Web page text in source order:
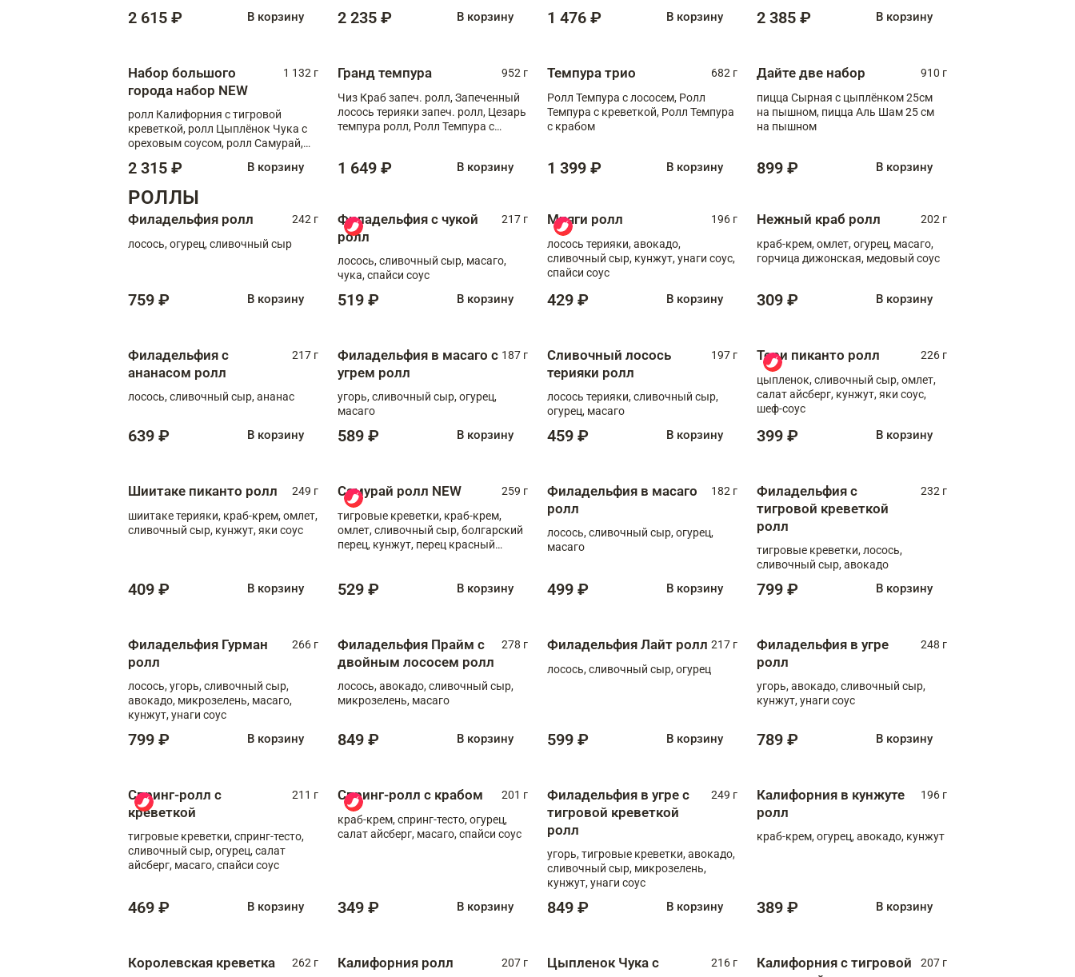
2 615 ₽ В корзину 2 235 ₽ В корзину 1 476 ₽ В корзину 2 385 ₽ В корзину
Набор большого
города набор NEW
1 132 г
ролл Калифорния с тигровой
креветкой, ролл Цыплёнок Чука с
ореховым соусом, ролл Самурай,
ролл с крабом
2 315 ₽ В корзину
Гранд темпура
952 г
Чиз Краб запеч. ролл, Запеченный
лосось терияки запеч. ролл, Цезарь
темпура ролл, Ролл Темпура с
1 649 ₽ В корзину
Темпура трио
682 г
Ролл Темпура с лососем, Ролл
Темпура с креветкой, Ролл Темпура
с крабом
1 399 ₽ В корзину
Дайте две набор
910 г
пицца Сырная с цыплёнком 25см
на пышном, пицца Аль Шам 25 см
на пышном
899 ₽ В корзину
РОЛЛЫ
Филадельфия ролл
242 г
лосось, огурец, сливочный сыр
759 ₽ В корзину
Филадельфия с чукой
ролл
217 г
лосось, сливочный сыр, масаго,
чука, спайси соус
519 ₽ В корзину
Мияги ролл
196 г
лосось терияки, авокадо,
сливочный сыр, кунжут, унаги соус,
спайси соус
429 ₽ В корзину
Нежный краб ролл
202 г
краб-крем, омлет, огурец, масаго,
горчица дижонская, медовый соус
309 ₽ В корзину
Филадельфия с
ананасом ролл
217 г
лосось, сливочный сыр, ананас
639 ₽ В корзину
Филадельфия в масаго с
угрем ролл
187 г
угорь, сливочный сыр, огурец,
масаго
589 ₽ В корзину
Сливочный лосось
терияки ролл
197 г
лосось терияки, сливочный сыр,
огурец, масаго
459 ₽ В корзину
Тори пиканто ролл
226 г
цыпленок, сливочный сыр, омлет,
салат айсберг, кунжут, яки соус,
шеф-соус
399 ₽ В корзину
Шиитаке пиканто ролл
249 г
шиитаке терияки, краб-крем, омлет,
сливочный сыр, кунжут, яки соус
409 ₽ В корзину
Самурай ролл NEW
259 г
тигровые креветки, краб-крем,
омлет, сливочный сыр, болгарский
перец, кунжут, перец красный
529 ₽ В корзину
Филадельфия в масаго
ролл
182 г
лосось, сливочный сыр, огурец,
масаго
499 ₽ В корзину
Филадельфия с
тигровой креветкой
ролл
232 г
тигровые креветки, лосось,
сливочный сыр, авокадо
799 ₽ В корзину
Филадельфия Гурман
ролл
266 г
лосось, угорь, сливочный сыр,
авокадо, микрозелень, масаго,
кунжут, унаги соус
799 ₽ В корзину
Филадельфия Прайм с
двойным лососем ролл
278 г
лосось, авокадо, сливочный сыр,
микрозелень, масаго
849 ₽ В корзину
Филадельфия Лайт ролл 217 г
лосось, сливочный сыр, огурец
599 ₽ В корзину
Филадельфия в угре
ролл
248 г
угорь, авокадо, сливочный сыр,
кунжут, унаги соус
789 ₽ В корзину
Спринг-ролл с
креветкой
211 г
тигровые креветки, спринг-тесто,
сливочный сыр, огурец, салат
айсберг, масаго, спайси соус
469 ₽ В корзину
Спринг-ролл с крабом
201 г
краб-крем, спринг-тесто, огурец,
салат айсберг, масаго, спайси соус
349 ₽ В корзину
Филадельфия в угре с
тигровой креветкой
ролл
249 г
угорь, тигровые креветки, авокадо,
сливочный сыр, микрозелень,
кунжут, унаги соус
849 ₽ В корзину
Калифорния в кунжуте
ролл
196 г
краб-крем, огурец, авокадо, кунжут
389 ₽ В корзину
Королевская креветка
262 г Калифорния ролл 207 г
Цыпленок Чука с
216 г
Калифорния с тигровой
207 г